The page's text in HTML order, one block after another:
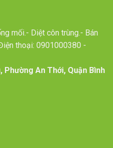
mối.- Diệt côn trùng.- Bán
thoại: 0901000380 -
Phường An Thới, Quận Bình